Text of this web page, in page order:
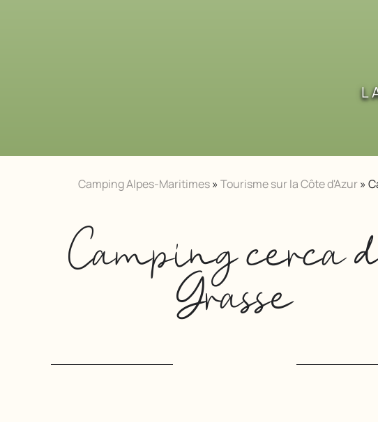
Camping Alpes-Maritimes»Tourisme sur la Côte d'Azur»
Camping cerca
Grasse